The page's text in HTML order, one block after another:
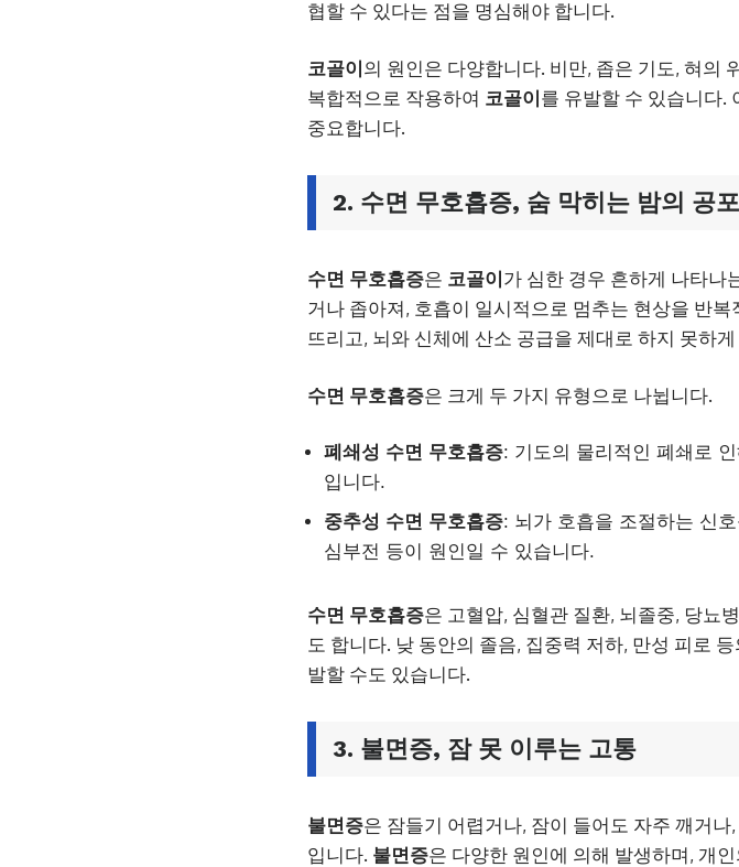
협할 수 있다는 점을 명심해야 합니다.
코골이의 원인은 다양합니다. 비만, 좁은 기도, 혀의
복합적으로 작용하여 코골이를 유발할 수 있습니다.
중요합니다.
2. 수면 무호흡증, 숨 막히는 밤의 공포
수면 무호흡증은 코골이가 심한 경우 흔하게 나타나
거나 좁아져, 호흡이 일시적으로 멈추는 현상을 반
뜨리고, 뇌와 신체에 산소 공급을 제대로 하지 못하
수면 무호흡증은 크게 두 가지 유형으로 나뉩니다.
폐쇄성 수면 무호흡증: 기도의 물리적인 폐쇄로
입니다.
중추성 수면 무호흡증: 뇌가 호흡을 조절하는 신
심부전 등이 원인일 수 있습니다.
수면 무호흡증은 고혈압, 심혈관 질환, 뇌졸중, 당뇨
도 합니다. 낮 동안의 졸음, 집중력 저하, 만성 피로
발할 수도 있습니다.
3. 불면증, 잠 못 이루는 고통
불면증은 잠들기 어렵거나, 잠이 들어도 자주 깨거
입니다. 불면증은 다양한 원인에 의해 발생하며, 개